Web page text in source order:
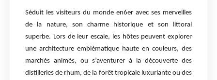
Séduit les visiteurs du monde en6er avec ses merveilles
de la nature, son charme historique et son littoral
superbe. Lors de leur escale, les hôtes peuvent explorer
une architecture emblématique haute en couleurs, des
marchés animés, ou s’aventurer à la découverte des
distilleries de rhum, de la forêt tropicale luxuriante ou des